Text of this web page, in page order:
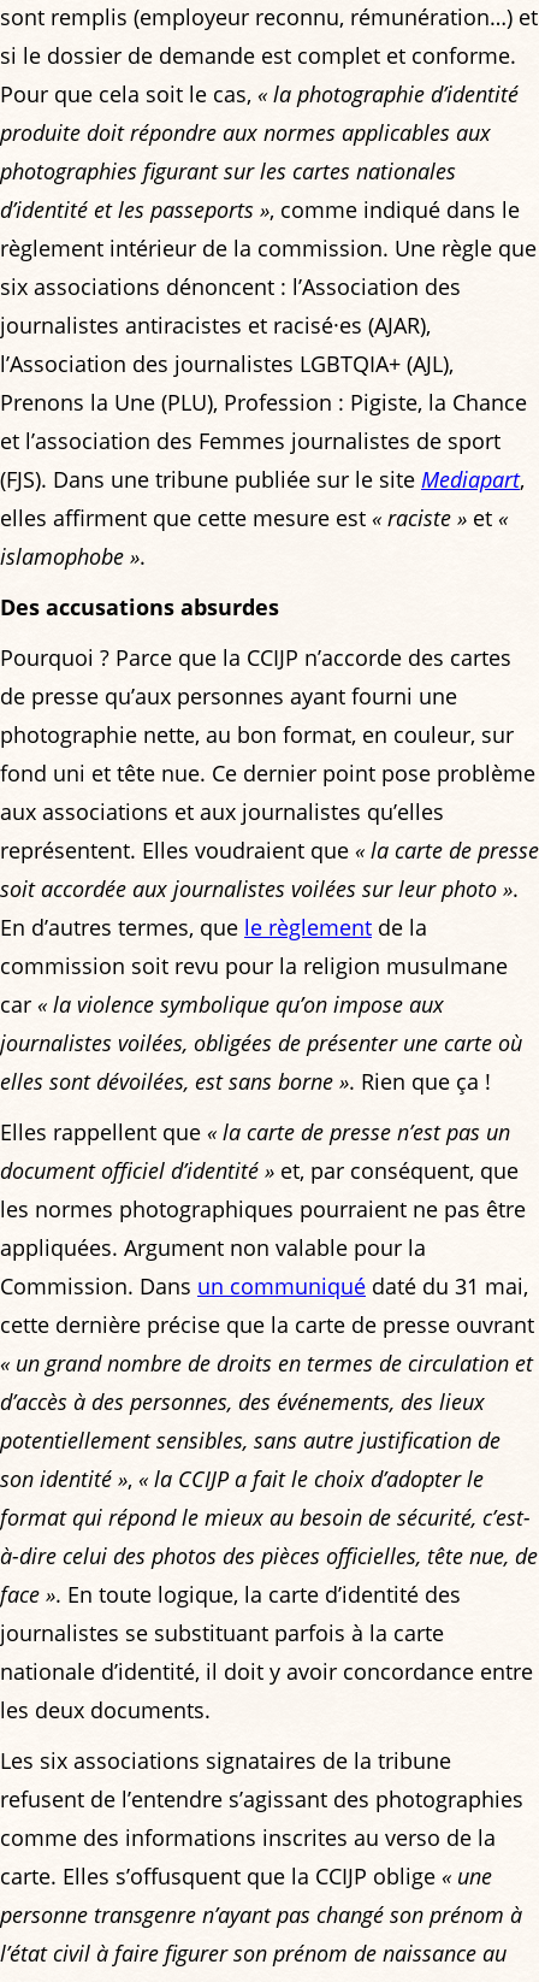
sont remplis (employeur reconnu, rémunération…) et
si le dossier de demande est complet et conforme.
Pour que cela soit le cas, « la photographie d’identité
produite doit répondre aux normes applicables aux
photographies figurant sur les cartes nationales
d’identité et les passeports », comme indiqué dans le
règlement intérieur de la commission. Une règle que
six associations dénoncent : l’Association des
journalistes antiracistes et racisé·es (AJAR),
l’Association des journalistes LGBTQIA+ (AJL),
Prenons la Une (PLU), Profession : Pigiste, la Chance
et l’association des Femmes journalistes de sport
(FJS). Dans une tribune publiée sur le site Mediapart,
elles affirment que cette mesure est « raciste » et «
islamophobe ».
Des accusations absurdes
Pourquoi ? Parce que la CCIJP n’accorde des cartes
de presse qu’aux personnes ayant fourni une
photographie nette, au bon format, en couleur, sur
fond uni et tête nue. Ce dernier point pose problème
aux associations et aux journalistes qu’elles
représentent. Elles voudraient que « la carte de presse
soit accordée aux journalistes voilées sur leur photo ».
En d’autres termes, que le règlement de la
commission soit revu pour la religion musulmane
car « la violence symbolique qu’on impose aux
journalistes voilées, obligées de présenter une carte où
elles sont dévoilées, est sans borne ». Rien que ça !
Elles rappellent que « la carte de presse n’est pas un
document officiel d’identité » et, par conséquent, que
les normes photographiques pourraient ne pas être
appliquées. Argument non valable pour la
Commission. Dans un communiqué daté du 31 mai,
cette dernière précise que la carte de presse ouvrant
« un grand nombre de droits en termes de circulation et
d’accès à des personnes, des événements, des lieux
potentiellement sensibles, sans autre justification de
son identité », « la CCIJP a fait le choix d’adopter le
format qui répond le mieux au besoin de sécurité, c’est-
à-dire celui des photos des pièces officielles, tête nue, de
face ». En toute logique, la carte d’identité des
journalistes se substituant parfois à la carte
nationale d’identité, il doit y avoir concordance entre
les deux documents.
Les six associations signataires de la tribune
refusent de l’entendre s’agissant des photographies
comme des informations inscrites au verso de la
carte. Elles s’offusquent que la CCIJP oblige « une
personne transgenre n’ayant pas changé son prénom à
l’état civil à faire figurer son prénom de naissance au